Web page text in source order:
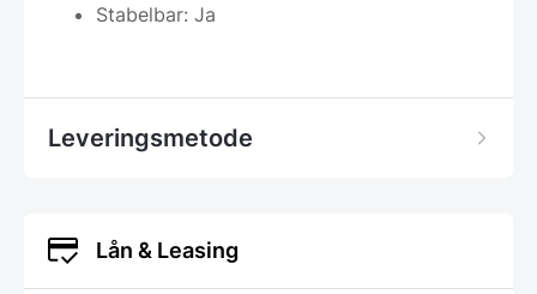
Stabelbar: Ja
Leveringsmetode
Lån & Leasing